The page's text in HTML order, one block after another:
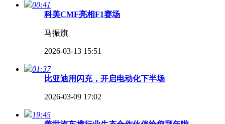
00:41
​科美CMF亮相F1赛场
马振旗
2026-03-13 15:51
01:37
比亚迪用闪充，开启电动化下半场
2026-03-09 17:02
19:45